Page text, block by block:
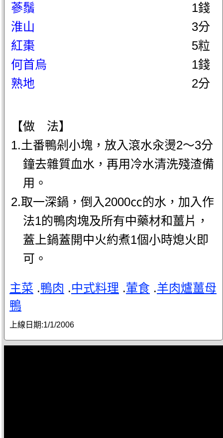
蔘鬚
1錢
淮山
3分
紅棗
5粒
何首烏
1錢
熟地
2分
【做 法】
1.土番鴨剁小塊，放入滾水汆燙2～3分
鐘去雜質血水，再用冷水清洗殘渣備
用。
2.取一深鍋，倒入2000㏄的水，加入作
法1的鴨肉塊及所有中藥材和薑片，
蓋上鍋蓋開中火約煮1個小時熄火即
可。
主菜 .鴨肉 .中式料理 .葷食 .羊肉爐薑母
鴨
上線日期:1/1/2006